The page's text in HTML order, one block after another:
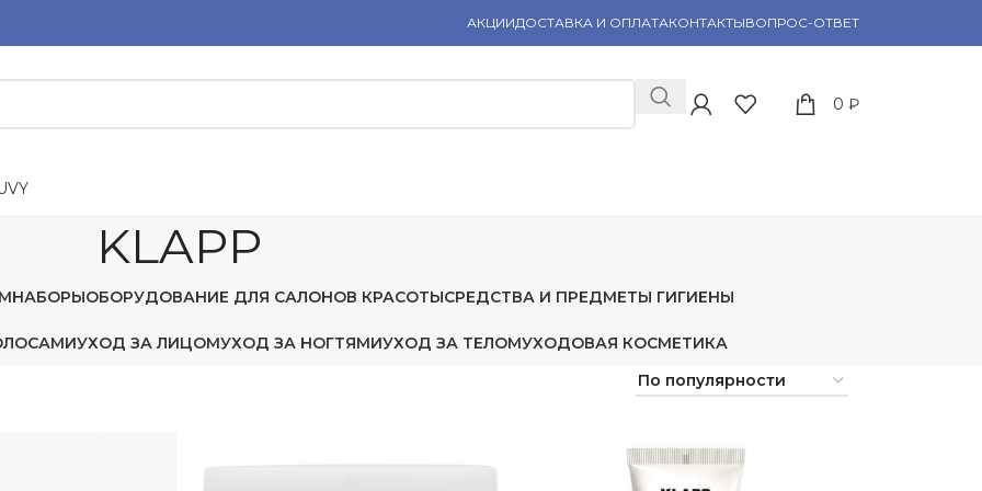
АКЦИИДОСТАВКА И ОПЛАТАКОНТАКТЫВОПРОС-ОТВЕТ
0 ₽
VY
KLAPP
НАБОРЫОБОРУДОВАНИЕ ДЛЯ САЛОНОВ КРАСОТЫСРЕДСТВА И ПРЕДМЕТЫ ГИГИЕНЫ
УХОД ЗА ЛИЦОМУХОД ЗА НОГТЯМИУХОД ЗА ТЕЛОМУХОДОВАЯ КОСМЕТИКА